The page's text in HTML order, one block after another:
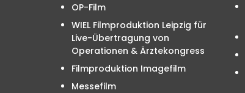
OP-Film
WIEL Filmproduktion Leipzig für
Live-Übertragung von
Operationen & Ärztekongress
Filmproduktion Imagefilm
Messefilm